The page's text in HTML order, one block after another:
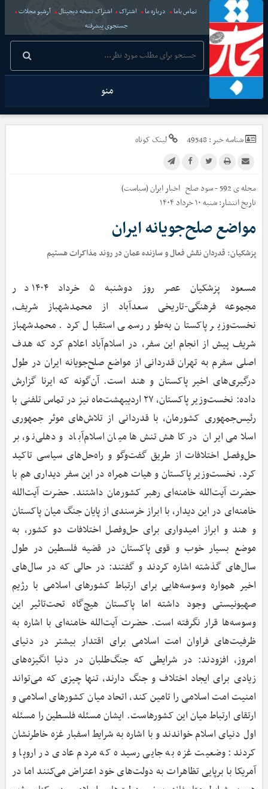
تماس باما درباره ما اشتراک اشتراک نسخه دیجیتال
آرشیو مجلات
جستجوی پیشرفته
منو
شناسه خبر : 49548 لینک کوتاه
مجله ی 592 - سود صلح اخبارایران (سیاست)
تاریخ انتشار:شنبه ۱۰ خرداد ۱۴۰۴
مواضع صلح‌جویانه ایران
پزشکیان: قدردان نقش فعال و سازنده عمان در روند مذاکرات هستیم
مسعود پزشکیان عصر روز دوشنبه ۵ خرداد ۱۴۰۴ در
مجموعه فرهنگی-تاریخی سعدآباد از محمدشهباز شریف،
نخست‌وزیر پاکستان به‌طور رسمی استقبال کرد. محمدشهباز
شریف پیش از انجام این سفر، در اسلام‌آباد اعلام کرد که هدف
اصلی سفرم به تهران قدردانی از مواضع صلح‌جویانه ایران در طول
درگیری‌های اخیر پاکستان و هند است. آن‌گونه که ایرنا گزارش
داده: نخست‌وزیر پاکستان، ۲۷ اردیبهشت‌ماه نیز در تماس تلفنی با
رئیس‌جمهوری کشورمان، با قدردانی از تلاش‌های موثر جمهوری
اسلامی ایران در کاهش تنش‌ها میان اسلام‌آباد و دهلی‌نو، بر
حل‌وفصل اختلافات از طریق گفت‌وگو و راه‌حل‌های سیاسی تاکید
کرد. نخست‌وزیر پاکستان و هیات همراه در این سفر دیداری هم با
حضرت آیت‌الله خامنه‌ای رهبر کشورمان داشتند. حضرت آیت‌الله
خامنه‌ای در این دیدار، با ابراز خرسندی از پایان جنگ میان پاکستان
و هند و ابراز امیدواری برای حل‌وفصل اختلافات دو کشور، به
موضع بسیار خوب و قوی پاکستان در قضیه فلسطین در طول
سال‌های گذشته اشاره کردند و گفتند: در حالی که در سال‌های
اخیر همواره وسوسه‌هایی برای ارتباط کشورهای اسلامی با رژیم
صهیونیستی وجود داشته اما پاکستان هیچ‌گاه تحت‌تاثیر این
وسوسه‌ها قرار نگرفته است. حضرت آیت‌الله خامنه‌ای با اشاره به
ظرفیت‌های فراوان امت اسلامی برای اقتدار بیشتر در دنیای
امروز، افزودند: در شرایطی که جنگ‌طلبان در دنیا انگیزه‌های
زیادی برای ایجاد اختلاف و جنگ دارند، تنها چیزی که می‌تواند
امنیت امت اسلامی را تامین کند، اتحاد میان کشورهای اسلامی و
ارتقای ارتباط میان این کشورهاست. ایشان مسئله فلسطین را مسئله
اول دنیای اسلام خواندند و با اشاره به شرایط اسفبار غزه خاطرنشان
کردند: وضعیت غزه به جایی رسیده که مردم عادی در اروپا و
آمریکا با برپایی تظاهرات به دولت‌های خود اعتراض می‌کنند اما در